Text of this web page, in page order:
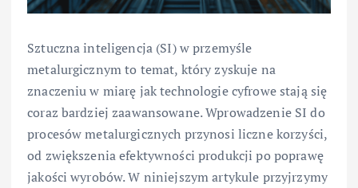
Sztuczna inteligencja (SI) w przemyśle
metalurgicznym to temat, który zyskuje na
znaczeniu w miarę jak technologie cyfrowe stają się
coraz bardziej zaawansowane. Wprowadzenie SI do
procesów metalurgicznych przynosi liczne korzyści,
od zwiększenia efektywności produkcji po poprawę
jakości wyrobów. W niniejszym artykule przyjrzymy